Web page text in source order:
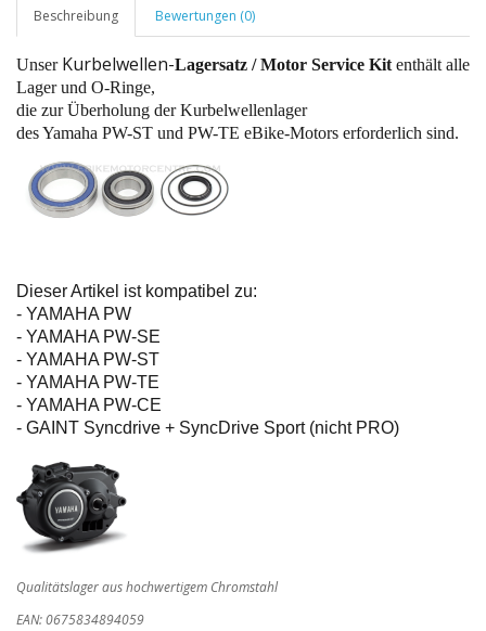
Beschreibung Bewertungen (0)
Unser Kurbelwellen-Lagersatz / Motor Service Kit enthält alle
Lager und O-Ringe,
die zur Überholung der Kurbelwellenlager
des Yamaha PW-ST und PW-TE eBike-Motors erforderlich sind.
Dieser Artikel ist kompatibel zu:
- YAMAHA PW
- YAMAHA PW-SE
- YAMAHA PW-ST
- YAMAHA PW-TE
- YAMAHA PW-CE
- GAINT Syncdrive + SyncDrive Sport (nicht PRO)
Qualitätslager aus hochwertigem Chromstahl
EAN: 0675834894059